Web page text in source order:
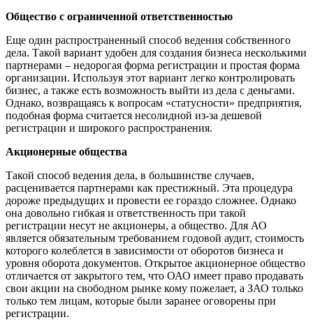
Общество с ограниченной ответственностью
Еще один распространенный способ ведения собственного
дела. Такой вариант удобен для создания бизнеса несколькими
партнерами – недорогая форма регистрации и простая форма
организации. Используя этот вариант легко контролировать
бизнес, а также есть возможность выйти из дела с деньгами.
Однако, возвращаясь к вопросам «статусности» предприятия,
подобная форма считается несолидной из-за дешевой
регистрации и широкого распространения.
Акционерные общества
Такой способ ведения дела, в большинстве случаев,
расценивается партнерами как престижный. Эта процедура
дороже предыдущих и провести ее гораздо сложнее. Однако
она довольно гибкая и ответственность при такой
регистрации несут не акционеры, а общество. Для АО
является обязательным требованием годовой аудит, стоимость
которого колеблется в зависимости от оборотов бизнеса и
уровня оборота документов. Открытое акционерное общество
отличается от закрытого тем, что ОАО имеет право продавать
свои акции на свободном рынке кому пожелает, а ЗАО только
только тем лицам, которые были заранее оговорены при
регистрации.